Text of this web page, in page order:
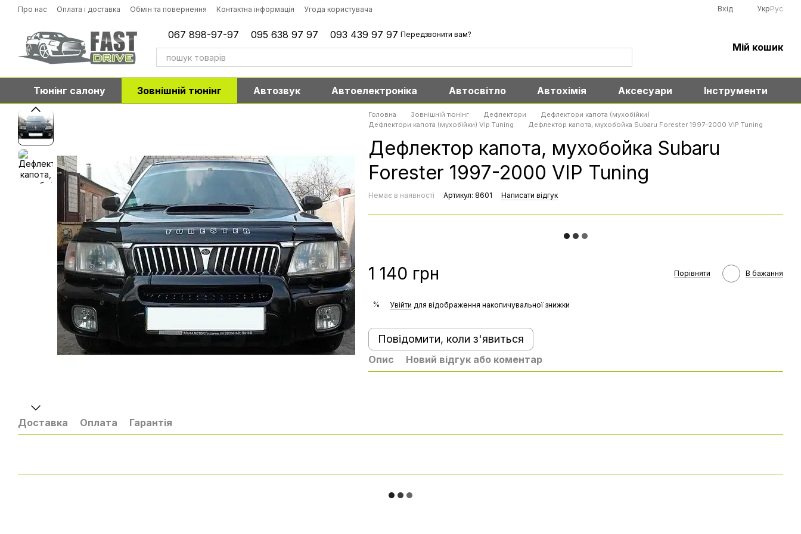
Перейти до основного контенту
Про нас Оплата і доставка Обмін та повернення Контактна інформація Угода користувача Вхід УкрРус
067 898-97-97 095 638 97 97 093 439 97 97 Передзвонити вам?
Мій кошик
Тюнінг салону Зовнішній тюнінг Автозвук Автоелектроніка Автосвітло Автохімія Аксесуари Інструменти
Головна Зовнішній тюнінг Дефлектори
Дефлектори капота (мухобійки)
Дефлектори капота (мухобійки) Vip Tuning
Дефлектор капота, мухобойка Subaru Forester 1997-2000 VIP Tuning
Дефлектор капота, мухобойка Subaru
Forester 1997-2000 VIP Tuning
Немає в наявності Артикул: 8601 Написати відгук
1 140 грн Порівняти В бажання
% Увійти для відображення накопичувальної знижки
Повідомити, коли з'явиться
Опис Новий відгук або коментар
Доставка Оплата Гарантія